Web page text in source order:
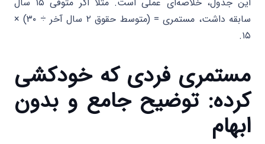
سابقه داشت، مستمری = (متوسط حقوق ۲ سال آخر ÷ ۳۰) ×
۱۵.
مستمری فردی که خودکشی
کرده: توضیح جامع و بدون
ابهام